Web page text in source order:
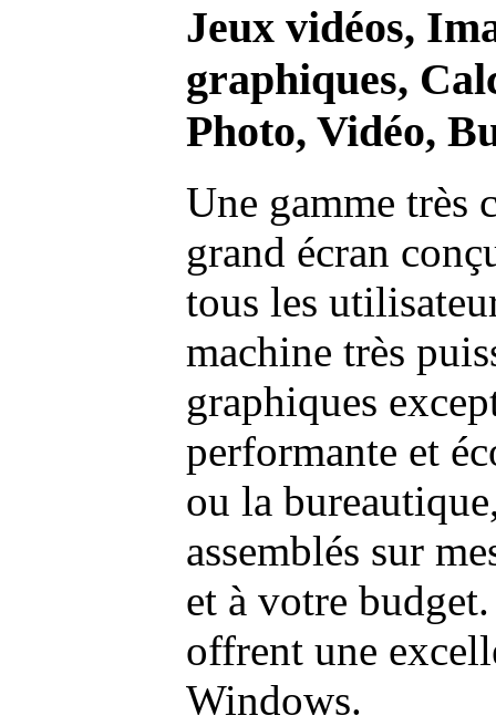
Jeux vidéos,
graphiques,
Photo, Vidéo,
Une gamme très
grand écran
tous les
machine très
graphiques
performante et
ou la
assemblés sur
et à votre
offrent une
Windows.